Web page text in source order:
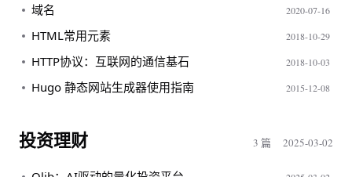
域名 2020-07-16
HTML常用元素 2018-10-29
HTTP协议：互联网的通信基石 2018-10-03
Hugo 静态网站生成器使用指南 2015-12-08
投资理财 3 篇 2025-03-02